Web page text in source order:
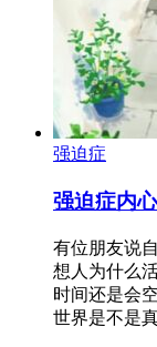
强迫症
强迫症内
有位朋友说
想人为什么
时间还是会
世界是不是